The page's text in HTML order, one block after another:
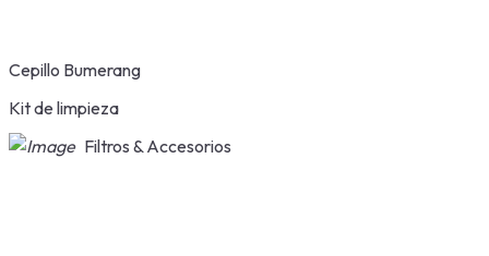
Cepillo Bumerang
Kit de limpieza
Filtros & Accesorios